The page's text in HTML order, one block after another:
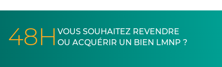
48H VOUS SOUHAITEZ REVENDRE
OU ACQUÉRIR UN BIEN LMNP ?